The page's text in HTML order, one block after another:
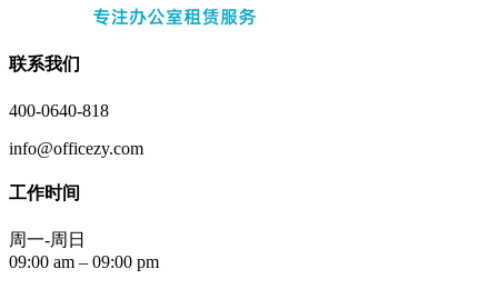
联系我们
400-0640-818
info@officezy.com
工作时间
周一-周日
09:00 am – 09:00 pm